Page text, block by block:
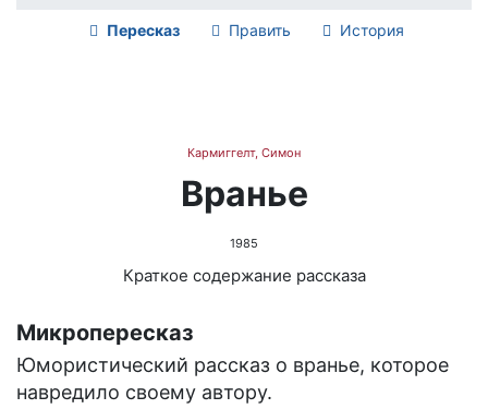
Пересказ Править История
Кармиггелт, Симон
Вранье
1985
Краткое содержание рассказа
Микропересказ
Юмористический рассказ о вранье, которое
навредило своему автору.